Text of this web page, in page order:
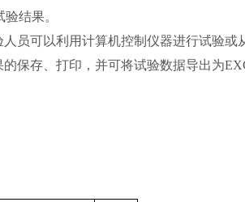
结果。
员可以利用计算机控制仪器进行试验或
保存、打印，并可将试验数据导出为